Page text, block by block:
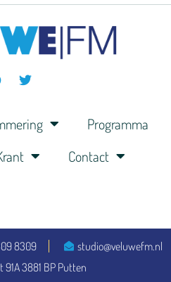
Programma
Contact
8309
studio@veluwefm.nl
3881 BP Putten